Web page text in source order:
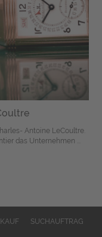
Antoine LeCoultre.
das Unternehmen ...
SUCHAUFTRAG